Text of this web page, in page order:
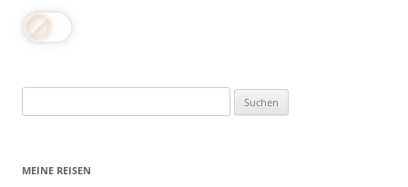
nach:
MEINE REISEN